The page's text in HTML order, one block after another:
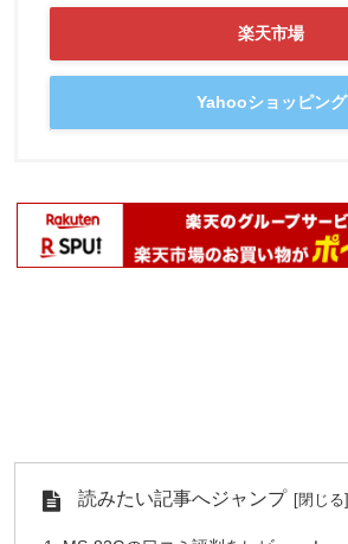
楽天市場
Yahooショッピング
読みたい記事へジャンプ